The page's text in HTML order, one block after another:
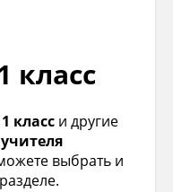
класс
класс и другие
выбрать и